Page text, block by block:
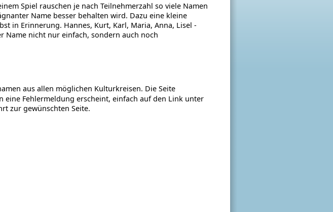
Spiel rauschen je nach Teilnehmerzahl so viele Namen
Name besser behalten wird. Dazu eine kleine
in Erinnerung. Hannes, Kurt, Karl, Maria, Anna, Lisel -
Name nicht nur einfach, sondern auch noch
aus allen möglichen Kulturkreisen. Die Seite
Fehlermeldung erscheint, einfach auf den Link unter
zur gewünschten Seite.